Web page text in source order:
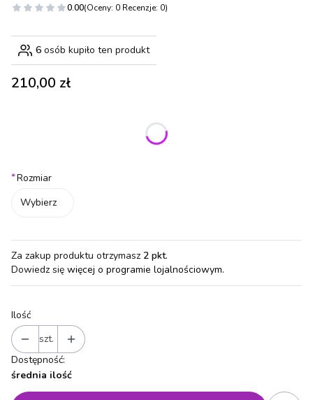
0.00(Oceny: 0 Recenzje: 0)
6 osób kupiło ten produkt
Cena
210,00 zł
Poszczególne warianty mogą różnić się ceną
*Rozmiar
Wybierz
Za zakup produktu otrzymasz 2 pkt.
Dowiedz się więcej o programie lojalnościowym.
Ilość
szt.
Dostępność:
średnia ilość